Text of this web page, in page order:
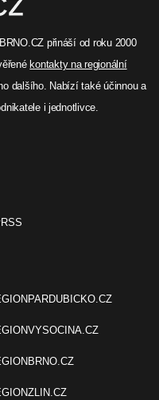
přináší od roku 2000
kontakty na regionální
dalšího. Nabízí také účinnou a
i jednotlivce.
RSS